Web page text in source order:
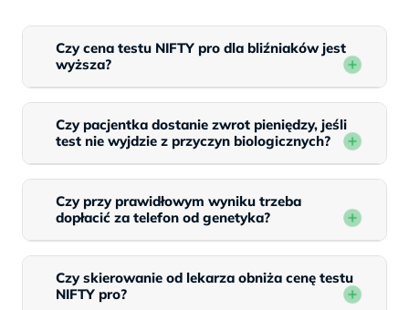
Czy cena testu NIFTY pro dla bliźniaków jest
wyższa?
Czy pacjentka dostanie zwrot pieniędzy, jeśli
test nie wyjdzie z przyczyn biologicznych?
Czy przy prawidłowym wyniku trzeba
dopłacić za telefon od genetyka?
Czy skierowanie od lekarza obniża cenę testu
NIFTY pro?